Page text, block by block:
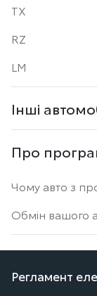
Регламент
TX
RZ
LM
Інші
Про
Чому авто з
Обмін вашого
Розміщена на
продукції,